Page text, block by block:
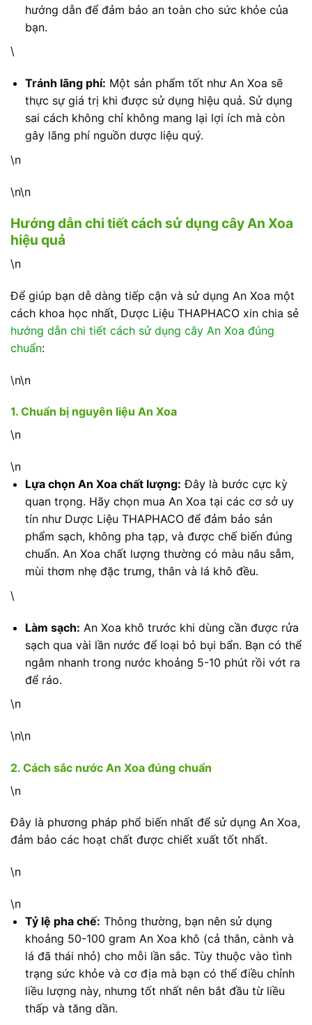
hướng dẫn để đảm bảo an toàn cho sức khỏe của
bạn.
\
Tránh lãng phí: Một sản phẩm tốt như An Xoa sẽ
thực sự giá trị khi được sử dụng hiệu quả. Sử dụng
sai cách không chỉ không mang lại lợi ích mà còn
gây lãng phí nguồn dược liệu quý.
\n
\n\n
Hướng dẫn chi tiết cách sử dụng cây An Xoa
hiệu quả
\n
Để giúp bạn dễ dàng tiếp cận và sử dụng An Xoa một
cách khoa học nhất, Dược Liệu THAPHACO xin chia sẻ
hướng dẫn chi tiết cách sử dụng cây An Xoa đúng
chuẩn:
\n\n
1. Chuẩn bị nguyên liệu An Xoa
\n
\n
Lựa chọn An Xoa chất lượng: Đây là bước cực kỳ
quan trọng. Hãy chọn mua An Xoa tại các cơ sở uy
tín như Dược Liệu THAPHACO để đảm bảo sản
phẩm sạch, không pha tạp, và được chế biến đúng
chuẩn. An Xoa chất lượng thường có màu nâu sẫm,
mùi thơm nhẹ đặc trưng, thân và lá khô đều.
\
Làm sạch: An Xoa khô trước khi dùng cần được rửa
sạch qua vài lần nước để loại bỏ bụi bẩn. Bạn có thể
ngâm nhanh trong nước khoảng 5-10 phút rồi vớt ra
để ráo.
\n
\n\n
2. Cách sắc nước An Xoa đúng chuẩn
\n
Đây là phương pháp phổ biến nhất để sử dụng An Xoa,
đảm bảo các hoạt chất được chiết xuất tốt nhất.
\n
\n
Tỷ lệ pha chế: Thông thường, bạn nên sử dụng
khoảng 50-100 gram An Xoa khô (cả thân, cành và
lá đã thái nhỏ) cho mỗi lần sắc. Tùy thuộc vào tình
trạng sức khỏe và cơ địa mà bạn có thể điều chỉnh
liều lượng này, nhưng tốt nhất nên bắt đầu từ liều
thấp và tăng dần.